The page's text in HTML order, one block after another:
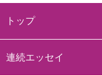
トップ
連続エッセイ